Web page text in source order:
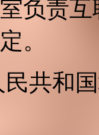
负责
。
共和